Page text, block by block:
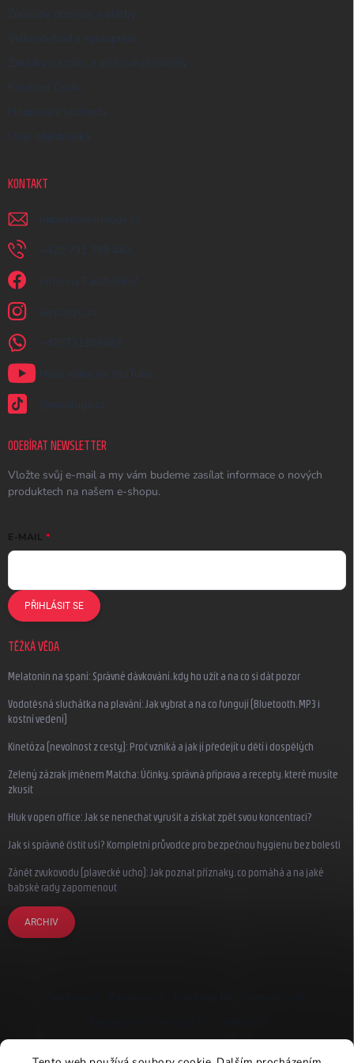
Způsoby dopravy a platby
Velkoobchod a spolupráce
Zakázky na míru a dárkové předměty
Kreativní Česko
Hodnocení obchodu
Moje objednávka
KONTAKT
napiste @ earplugs.cz
+420 731 389 483
Jsme na Facebooku!
earplugs_cz
+420731389483
Naše videa na YouTube
@earplugs.cz
ODEBÍRAT NEWSLETTER
Vložte svůj e-mail a my vám budeme zasílat informace o nových
produktech na našem e-shopu.
E-MAIL
PŘIHLÁSIT SE
TĚŽKÁ VĚDA
Melatonin na spaní: Správné dávkování, kdy ho užít a na co si dát pozor
Vodotěsná sluchátka na plavání: Jak vybrat a na co fungují (Bluetooth, MP3 i
kostní vedení)
Kinetóza (nevolnost z cesty): Proč vzniká a jak jí předejít u dětí i dospělých
Zelený zázrak jménem Matcha: Účinky, správná příprava a recepty, které musíte
zkusit
Hluk v open office: Jak se nenechat vyrušit a získat zpět svou koncentraci?
Jak si správně čistit uši? Kompletní průvodce pro bezpečnou hygienu bez bolesti
Zánět zvukovodu (plavecké ucho): Jak poznat příznaky, co pomáhá a na jaké
babské rady zapomenout
ARCHIV